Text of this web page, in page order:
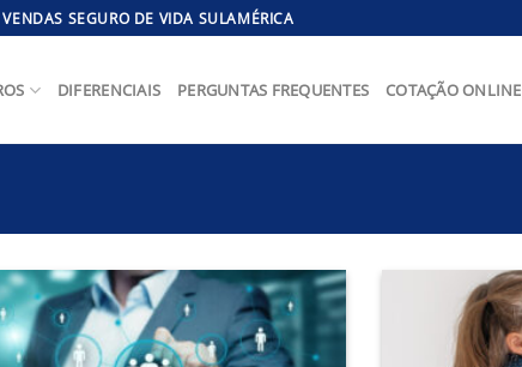
VENDAS SEGURO DE VIDA SULAMÉRICA
DIFERENCIAIS PERGUNTAS FREQUENTES COTAÇÃO ONLINE